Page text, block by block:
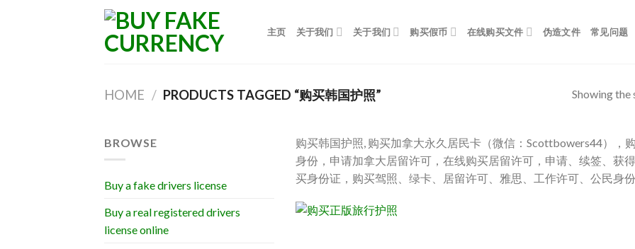
主页 关于我们 关于我们 购买假币 在线购买文件 伪造文件 常见问题
HOME / PRODUCTS TAGGED “购买韩国护照” Showing the
BROWSE
Buy a fake drivers license
Buy a real registered drivers
license online
购买韩国护照, 购买加拿大永久居民卡（微信：Scottbowers44），
身份，申请加拿大居留许可，在线购买居留许可，申请、续签、获
买身份证，购买驾照、绿卡、居留许可、雅思、工作许可、公民身